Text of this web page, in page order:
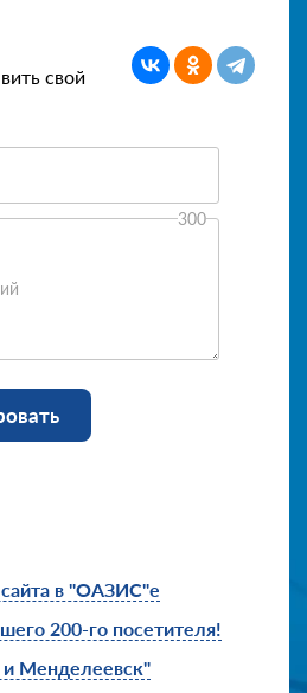
свой
300
в "ОАЗИС"е
200-го посетителя!
Менделеевск"